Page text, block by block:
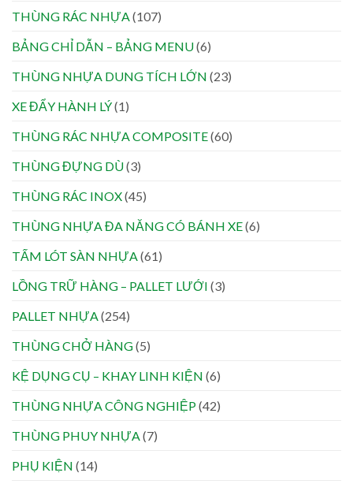
THÙNG RÁC NHỰA (107)
BẢNG CHỈ DẪN – BẢNG MENU(6)
THÙNG NHỰA DUNG TÍCH LỚN (23)
XE ĐẨY HÀNH LÝ(1)
THÙNG RÁC NHỰA COMPOSITE(60)
THÙNG ĐỰNG DÙ(3)
THÙNG RÁC INOX(45)
THÙNG NHỰA ĐA NĂNG CÓ BÁNH XE(6)
TẤM LÓT SÀN NHỰA (61)
LỒNG TRỮ HÀNG – PALLET LƯỚI (3)
PALLET NHỰA (254)
THÙNG CHỞ HÀNG(5)
KỆ DỤNG CỤ – KHAY LINH KIỆN (6)
THÙNG NHỰA CÔNG NGHIỆP(42)
THÙNG PHUY NHỰA (7)
PHỤ KIỆN (14)